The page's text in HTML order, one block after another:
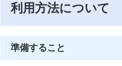
利用方法について
準備すること